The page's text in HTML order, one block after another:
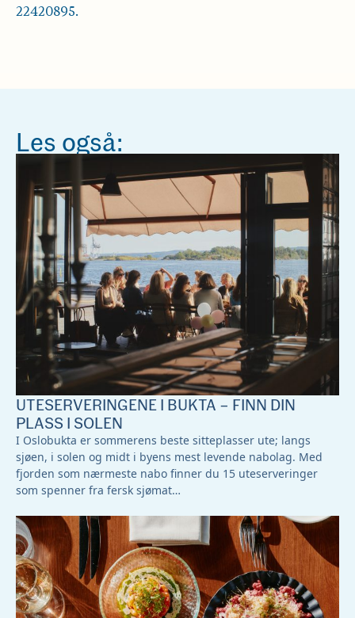
22420895.
Les også:
UTESERVERINGENE I BUKTA – FINN DIN
PLASS I SOLEN
I Oslobukta er sommerens beste sitteplasser ute; langs
sjøen, i solen og midt i byens mest levende nabolag. Med
fjorden som nærmeste nabo finner du 15 uteserveringer
som spenner fra fersk sjømat…